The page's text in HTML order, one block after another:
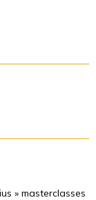
» masterclasses